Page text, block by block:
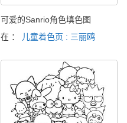
可爱的Sanrio角色填色图
在 ：
儿童着色页 : 三丽鸥